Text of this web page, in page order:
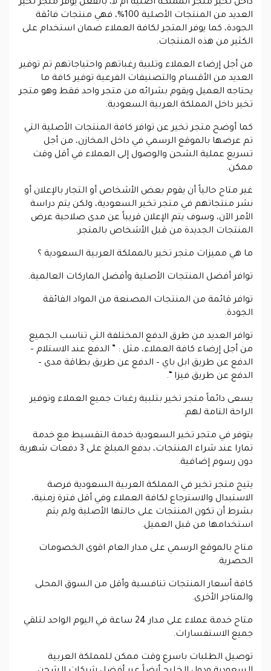
داخل تخير متجر المملكة أصلية أم لا، بالفعل يوفر متجر تخير
العديد من المنتجات الأصلية 100%، فهي منتجات فائقة
الجودة، كما يوفر المتجر لكافة العملاء ضمان استخدام على
الكثير من هذه المنتجات.
من أجل إرضاء العملاء وتلبية رغباتهم واحتياجاتهم تم توفير
العديد من الأقسام والتصنيفات الفرعية توفير كافة ما
يحتاجه العميل ويقوم بشرائه من متجر واحد فقط وهو متجر
تخير داخل المملكة العربية السعودية.
كما أوضح متجر تخير عن توافر كافة المنتجات الأصلية التي
تم عرضها بالموقع الرسمي في داخل المخازن، من أجل
تسريع عملية الشحن والوصول إلى العملاء في أقل وقت
ممكن.
غير متاح حالياً أن يقوم بعض الأشخاص أو التجار بالإعلان أو
نشر منتجاتهم في متجر تخير السعودية، ولكن يتم دراسة
الأمر الآن، وسوف يتم الإعلان قريباً عن مدى صلاحية عرض
المنتجات الجديدة من قبل الأشخاص بالمتجر.
ما هي مميزات متجر تخير بالمملكة العربية السعودية ؟
توافر أفضل المنتجات الأصلية وأفضل الماركات العالمية.
توافر قائمة من المنتجات المصنعة من المواد الفائقة
الجودة.
توافر العديد من طرق الدفع المختلفة التي تناسب الجميع
من أجل إرضاء كافة العملاء، مثل : ” الدفع عند الاستلام –
الدفع عن طريق ابل باي – الدفع عن طريق بطاقة مدى –
الدفع عن طريق فيزا “.
يسعى دائماً متجر تخير بتلبية رغبات جميع العملاء وتوفير
الراحة التامة لهم.
يتوفر في متجر تخير السعودية خدمة التقسيط مع خدمة
تمارا عند شراء المنتجات، بدفع المبلغ على 3 دفعات شهرية
دون رسوم إضافية.
يتيح متجر تخير في المملكة العربية السعودية فرصة
الاستبدال والاسترجاع لكافة العملاء وفي أقل فترة زمنية،
بشرط أن تكون المنتجات على حالتها الأصلية ولم يتم
استخدامها من قبل العميل.
متاح بالموقع الرسمي على مدار العام اقوى الخصومات
الحصرية.
كافة أسعار المنتجات تنافسية وأقل من السوق المحلى
والمتاجر الأخرى.
متاح خدمة عملاء على مدار 24 ساعة في اليوم الواحد لتلقي
جميع الاستفسارات.
توصيل الطلبات باسرع وقت ممكن للمملكة العربية